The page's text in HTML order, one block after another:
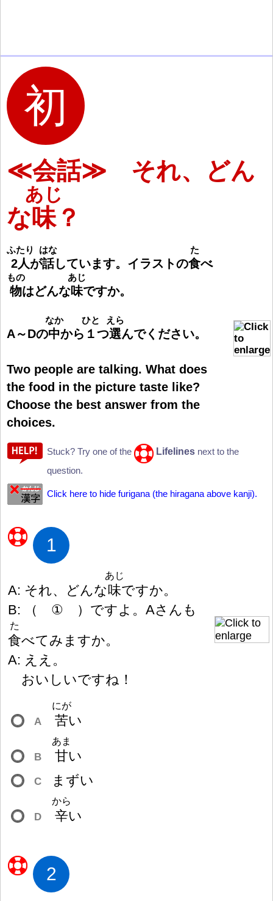
≪会話≫ それ、どん
な味
あじ
？
2人
ふたり
が話
はな
しています。イラストの食
た
べ
物
もの
はどんな味
あじ
ですか。
A～Dの中
なか
から １
ひと
つ選
えら
んでください。
Two people are talking. What does
the food in the picture taste like?
Choose the best answer from the
choices.
Stuck? Try one of the Lifelines next to the
question.
Click here to hide furigana (the hiragana above kanji).
1
A: それ、どんな味
あじ
ですか。
B:
（ ① ） ですよ。Aさんも
食
た
べてみますか。
A: ええ。
おいしいですね ！
A 苦
にが
い
B 甘
あま
い
C まずい
D 辛
から
い
2